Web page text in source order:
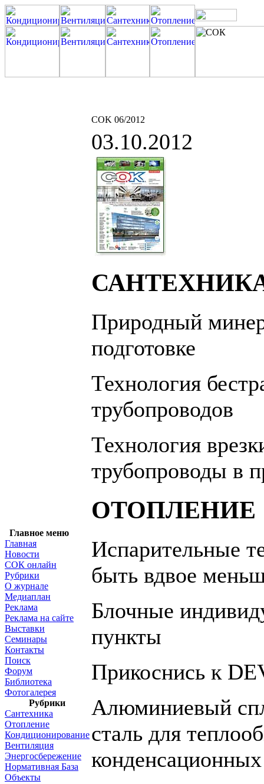
Главное меню
Главная
Новости
СОК онлайн
Рубрики
О журнале
Медиаплан
Реклама
Реклама на сайте
Выставки
Семинары
Контакты
Поиск
Форум
Библиотека
Фотогалерея
Рубрики
Сантехника
Отопление
Кондиционирование
Вентиляция
Энергосбережение
Нормативная База
Объекты
COK 06/2012
03.10.2012
Природный
подготовке
Технология
трубопроводов
Технология
трубопроводы в
ОТОПЛЕНИЕ
Испарительные
быть вдвое
Блочные
пункты
Прикоснись к
Алюминиевый
сталь для
конденсационных